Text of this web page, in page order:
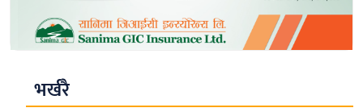
भर्खरै